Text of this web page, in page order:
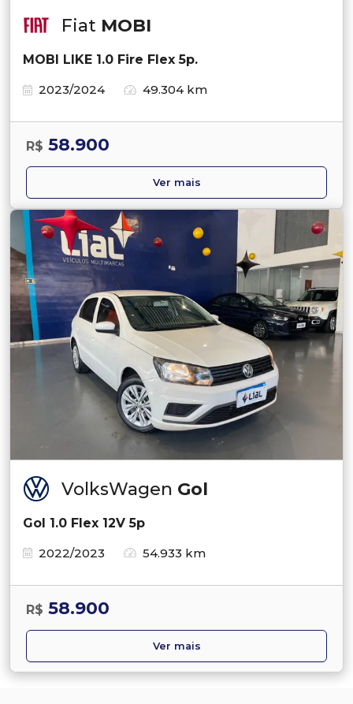
Fiat MOBI
MOBI LIKE 1.0 Fire Flex 5p.
2023/2024
49.304 km
R$ 58.900
Ver mais
VolksWagen Gol
Gol 1.0 Flex 12V 5p
2022/2023
54.933 km
R$ 58.900
Ver mais